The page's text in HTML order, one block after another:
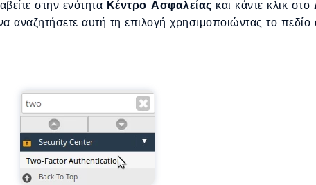
στην ενότητα Κέντρο Ασφαλείας και κάντε κλικ στο
αναζητήσετε αυτή τη επιλογή χρησιμοποιώντας το